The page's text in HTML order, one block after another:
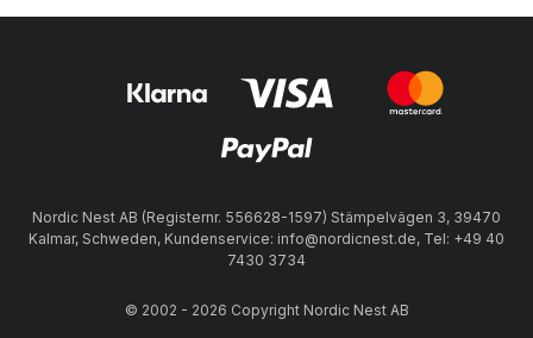
Nordic Nest AB (Registernr. 556628-1597) Stämpelvägen 3, 39470
Kalmar, Schweden, Kundenservice: info@nordicnest.de, Tel: +49 40
7430 3734
© 2002 - 2026 Copyright Nordic Nest AB